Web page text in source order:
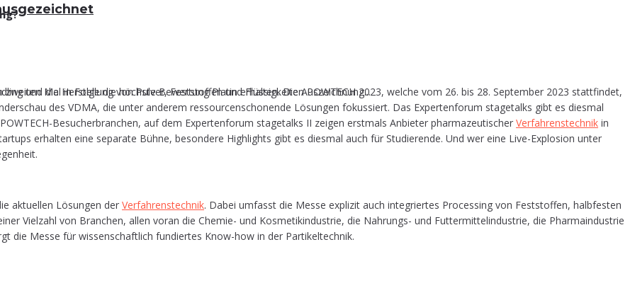
Mal in Folge die höchste Bewertung Platin erhalten. Die Auszeichnung...
und die Her­stel­lung von Pul­ver, Fest­stof­fen und Flüs­sig­kei­ten POWTECH 2023, wel­che vom 26. bis 28. Sep­tem­ber 2023 statt­fin­det,
des VDMA, die unter ande­rem res­sour­cen­scho­nen­de Lösun­gen fokus­siert. Das Exper­ten­fo­rum sta­ge­talks gibt es dies­mal
Besu­cher­bran­chen, auf dem Exper­ten­fo­rum sta­ge­talks II zei­gen erst­mals Anbie­ter phar­ma­zeu­ti­scher Ver­fah­rens­tech­nik in
erhal­ten eine sepa­ra­te Büh­ne, beson­de­re High­lights gibt es dies­mal auch für Stu­die­ren­de. Und wer eine Live-Explo­si­on unter
aktu­el­len Lösun­gen der Ver­fah­rens­tech­nik. Dabei umfasst die Mes­se expli­zit auch inte­grier­tes Pro­ces­sing von Fest­stof­fen, halb­fes­ten
Viel­zahl von Bran­chen, allen vor­an die Che­mie- und Kos­me­tik­in­dus­trie, die Nah­rungs- und Fut­ter­mit­tel­in­dus­trie, die Phar­ma­in­dus­trie
die Mes­se für wis­sen­schaft­lich fun­dier­tes Know-how in der Partikeltechnik.